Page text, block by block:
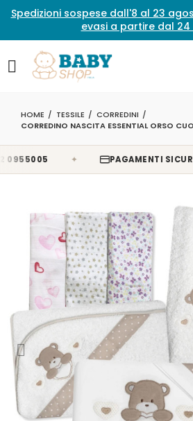
Spedizioni sospese dall'8 al 23
evasi a partire dal
HOME TESSILE
CORREDINI
CORREDINO NASCITA ESSENTIAL ORSO
✦ PAGAMENTI SICURI -